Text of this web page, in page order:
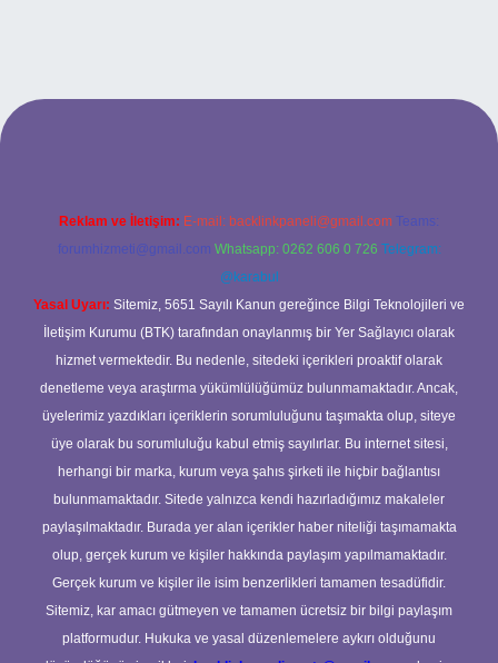
Reklam ve İletişim: E-mail: backlinkpaneli@gmail.com Teams:
forumhizmeti@gmail.com Whatsapp: 0262 606 0 726 Telegram:
@karabul
Yasal Uyarı: Sitemiz, 5651 Sayılı Kanun gereğince Bilgi Teknolojileri ve
İletişim Kurumu (BTK) tarafından onaylanmış bir Yer Sağlayıcı olarak
hizmet vermektedir. Bu nedenle, sitedeki içerikleri proaktif olarak
denetleme veya araştırma yükümlülüğümüz bulunmamaktadır. Ancak,
üyelerimiz yazdıkları içeriklerin sorumluluğunu taşımakta olup, siteye
üye olarak bu sorumluluğu kabul etmiş sayılırlar. Bu internet sitesi,
herhangi bir marka, kurum veya şahıs şirketi ile hiçbir bağlantısı
bulunmamaktadır. Sitede yalnızca kendi hazırladığımız makaleler
paylaşılmaktadır. Burada yer alan içerikler haber niteliği taşımamakta
olup, gerçek kurum ve kişiler hakkında paylaşım yapılmamaktadır.
Gerçek kurum ve kişiler ile isim benzerlikleri tamamen tesadüfidir.
Sitemiz, kar amacı gütmeyen ve tamamen ücretsiz bir bilgi paylaşım
platformudur. Hukuka ve yasal düzenlemelere aykırı olduğunu